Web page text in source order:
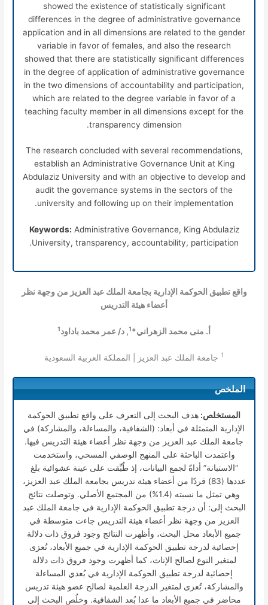
showed the existence of statistically significant
differences in the degree of administrative governance
application and in all dimensions are related to the gender
variable in favor of females, and also the research
showed that there are statistically significant differences
in the degree of application of administrative governance
in the two dimensions of accountability and participation,
which are related to the degree variable in favor of a
teaching faculty member in all dimensions except for the
transparency dimension.
The research concluded with several recommendations,
establish an Administrative Governance Unit at King
Abdulaziz University and with an objective to develop and
audit the governance systems in the sectors of the
university and following up on their implementation.
Keywords: Administrative Governance, King Abdulaziz
University, transparency, accountability, participation.
واقع تطبيق الحوكمة الإدارية بجامعة الملك عبد العزيز من وجهة نظر
أعضاء هيئة التدريس
أ. منى محمد الزهراني*1, د/ عمر محمد باداود1
1 جامعة الملك عبد العزيز | المملكة العربية السعودية
الملخص
المستخلص: هدف البحث إلى التعرف على واقع تطبيق الحوكمة
الإدارية المتمثلة في أبعاد: (الشفافية، والمساءلة، والمشاركة) في
جامعة الملك عبد العزيز من وجهة نظر أعضاء هيئة التدريس فيها.
واعتمدت الباحثة على المنهج الوصفي المسحي، واستخدمت
“الاستبانة” أداةً لجمع البيانات، إذ طُبِّقت على عينة عشوائية بلغ
عددها (83) فردًا من أعضاء هيئة تدريس بجامعة الملك عبد العزيز،
وهي تمثل ما نسبته (1.4%) من المجتمع الأصلي. وتوصلت نتائج
البحث إلى: أن درجة تطبيق الحوكمة الإدارية في جامعة الملك عبد
العزيز من وجهة نظر أعضاء هيئة التدريس جاءت متوسطة في
جميع الأبعاد محل البحث، وأظهرت النتائج وجود فروق ذات دلالة
إحصائية لدرجة تطبيق الحوكمة الإدارية في جميع الأبعاد، تُعزى
لمتغير النوع لصالح الإناث، كما أظهرت وجود فروق ذات دلالة
إحصائية لدرجة تطبيق الحوكمة الإدارية في بُعدي المساءلة
والمشاركة، تُعزى لمتغير الدرجة العلمية لصالح عضو هيئة تدريس
محاضر في جميع الأبعاد ما عدا بُعد الشفافية. وخلُص البحث إلى